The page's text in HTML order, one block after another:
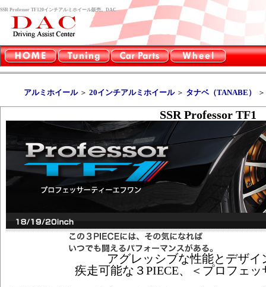
SSR Professor TF120インチアルミホイール販売。DAC
アルミホイール＞ 20インチアルミホイール＞ タナベ（TANABE）
SSR Professor TF1
アグレッシブな性能とデザイ
疾走可能な３PIECE、＜プロフェッ